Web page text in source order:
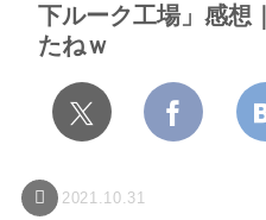
下ルーク工場」感想
たねｗ
2021.10.31